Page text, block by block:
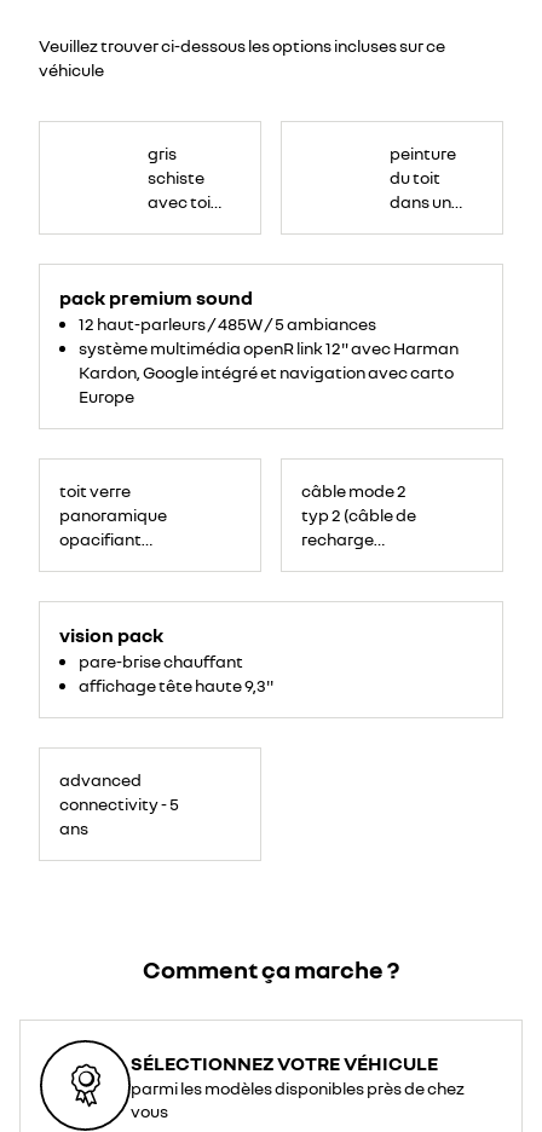
Veuillez trouver ci-dessous les options incluses sur ce
véhicule
gris
schiste
avec toit
peinture
du toit
dans une
pack premium sound
12 haut-parleurs / 485W / 5 ambiances
système multimédia openR link 12" avec Harman
Kardon, Google intégré et navigation avec carto
Europe
toit verre
panoramique
opacifiant
vision pack
pare-brise chauffant
affichage tête haute 9,3''
câble mode 2
typ 2 (câble de
recharge
advanced
connectivity - 5
ans
Comment ça marche ?
SÉLECTIONNEZ VOTRE VÉHICULE
parmi les modèles disponibles près de chez
vous